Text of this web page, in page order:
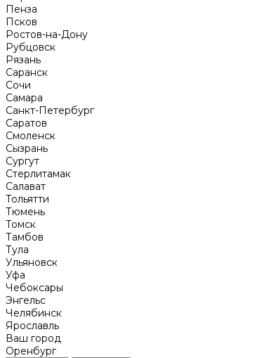
Пенза
Псков
Ростов-на-Дону
Рубцовск
Рязань
Саранск
Сочи
Самара
Санкт-Петербург
Саратов
Смоленск
Сызрань
Сургут
Стерлитамак
Салават
Тольятти
Тюмень
Томск
Тамбов
Тула
Ульяновск
Уфа
Чебоксары
Энгельс
Челябинск
Ярославль
Ваш город
Оренбург